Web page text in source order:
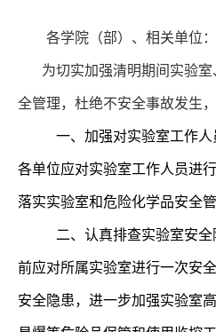
各学院（部）、相关单位：
为切实加强清明期间实验
全管理，杜绝不安全事故发生
一、加强对实验室工作人
各单位应对实验室工作人员进
落实实验室和危险化学品安全管
二、认真排查实验室安
前应对所属实验室进行一次安
安全隐患，进一步加强实验室